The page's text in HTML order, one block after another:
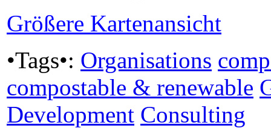
Größere Kartenansicht
•Tags•: Organisations
compostable & renewable
Development Consulting